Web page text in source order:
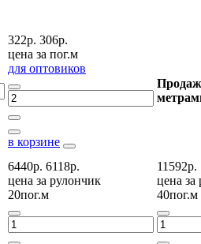
322р. 306р.
цена за пог.м
для оптовиков
в корзине
6440р. 6118р.
цена за рулончик
20пог.м
11592р.
цена за
40пог.м